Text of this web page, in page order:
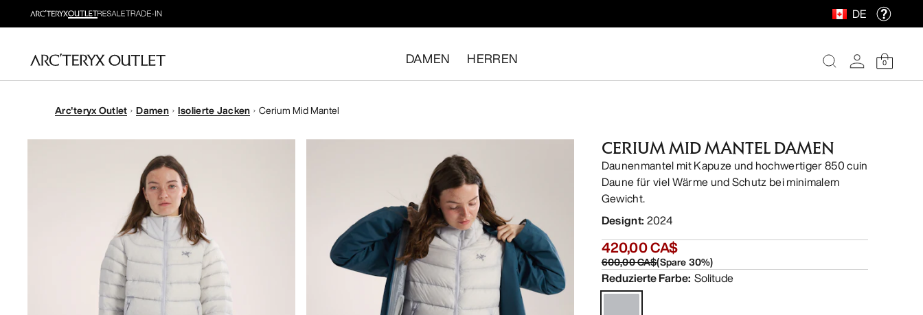
DE
DAMEN HERREN 0
Arc'teryx Outlet Damen Isolierte Jacken Cerium Mid Mantel
CERIUM MID MANTEL DAMEN
Daunenmantel mit Kapuze und hochwertiger 850 cuin
Daune für viel Wärme und Schutz bei minimalem
Gewicht.
Designt: 2024
420,00 CA$
600,00 CA$(Spare30%)
Reduzierte Farbe: Solitude